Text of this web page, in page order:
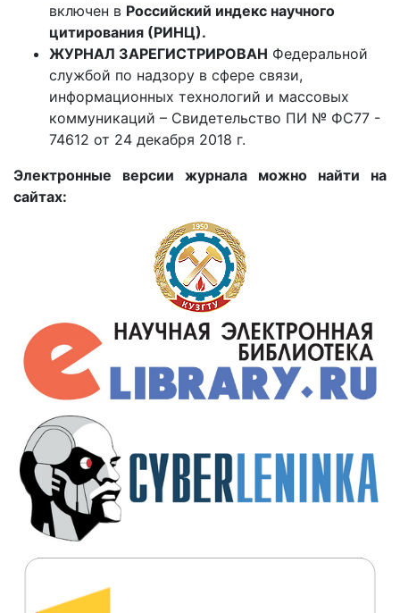
включен в Российский индекс научного
цитирования (РИНЦ).
ЖУРНАЛ ЗАРЕГИСТРИРОВАН Федеральной
службой по надзору в сфере связи,
информационных технологий и массовых
коммуникаций – Свидетельство ПИ № ФС77 -
74612 от 24 декабря 2018 г.
Электронные версии журнала можно найти на
сайтах: